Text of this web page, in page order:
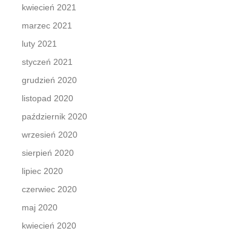
kwiecień 2021
marzec 2021
luty 2021
styczeń 2021
grudzień 2020
listopad 2020
październik 2020
wrzesień 2020
sierpień 2020
lipiec 2020
czerwiec 2020
maj 2020
kwiecień 2020